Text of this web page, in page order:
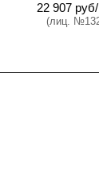
22 907
(лиц.